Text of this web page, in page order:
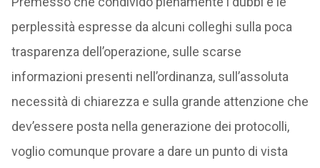
perplessità espresse da alcuni colleghi sulla poca
trasparenza dell’operazione, sulle scarse
informazioni presenti nell’ordinanza, sull’assoluta
necessità di chiarezza e sulla grande attenzione che
dev’essere posta nella generazione dei protocolli,
voglio comunque provare a dare un punto di vista